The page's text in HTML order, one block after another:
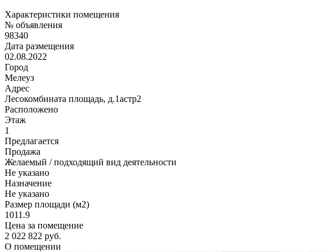
Характеристики помещения
№ объявления
98340
Дата размещения
02.08.2022
Город
Мелеуз
Адрес
Лесокомбината площадь, д.1астр2
Расположено
Этаж
1
Предлагается
Продажа
Желаемый / подходящий вид деятельности
Не указано
Назначение
Не указано
Размер площади (м2)
1011.9
Цена за помещение
2 022 822 руб.
О помещении